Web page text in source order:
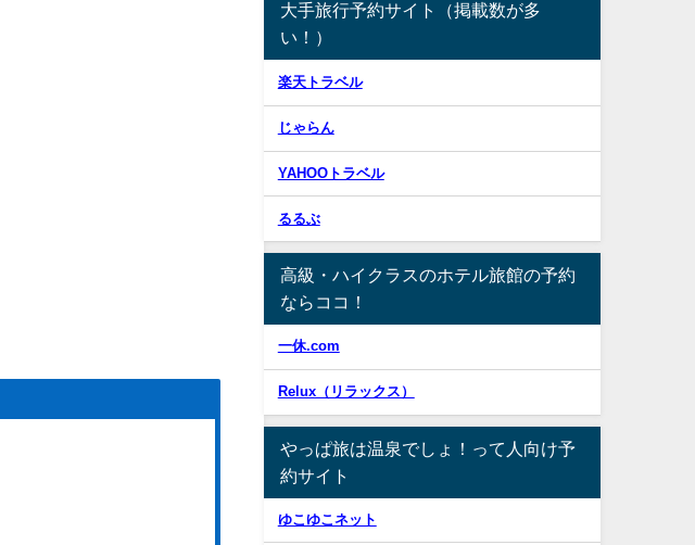
大手旅行予約サイト（掲載数が多
い！）
楽天トラベル
じゃらん
YAHOOトラベル
るるぶ
高級・ハイクラスのホテル旅館の予約
ならココ！
一休.com
Relux（リラックス）
やっぱ旅は温泉でしょ！って人向け予
約サイト
ゆこゆこネット